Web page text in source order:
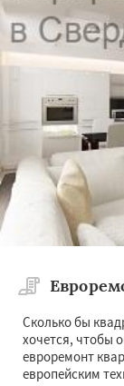
Сколько бы
хочется, чтобы
евроремонт
европейским